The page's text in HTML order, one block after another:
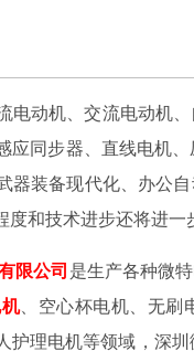
电动机、交流电动机
同步器、直线电机
器装备现代化、办公
和技术进步还将进一
限公司是生产各种微
、空心杯电机、无刷
护理电机等领域，深